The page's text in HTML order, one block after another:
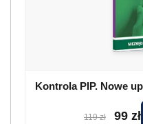
Kontrola PIP. Nowe
119 zł 99 zł